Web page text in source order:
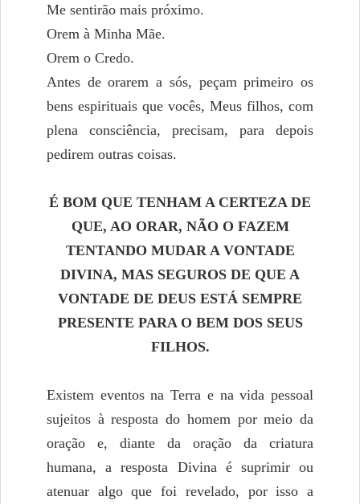
Me sentirão mais próximo.
Orem à Minha Mãe.
Orem o Credo.
Antes de orarem a sós, peçam primeiro os
bens espirituais que vocês, Meus filhos, com
plena consciência, precisam, para depois
pedirem outras coisas.
É BOM QUE TENHAM A CERTEZA DE
QUE, AO ORAR, NÃO O FAZEM
TENTANDO MUDAR A VONTADE
DIVINA, MAS SEGUROS DE QUE A
VONTADE DE DEUS ESTÁ SEMPRE
PRESENTE PARA O BEM DOS SEUS
FILHOS.
Existem eventos na Terra e na vida pessoal
sujeitos à resposta do homem por meio da
oração e, diante da oração da criatura
humana, a resposta Divina é suprimir ou
atenuar algo que foi revelado, por isso a